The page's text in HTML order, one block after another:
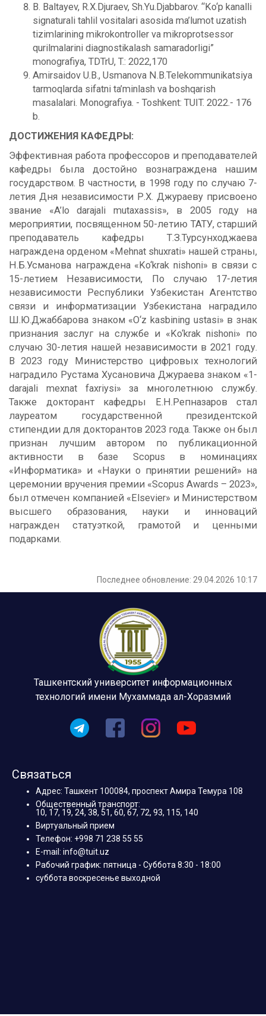
B. Baltayev, R.X.Djuraev, Sh.Yu.Djabbarov. “Ko‘p kanalli
signaturali tahlil vositalari asosida ma’lumot uzatish
tizimlarining mikrokontroller va mikroprotsessor
qurilmalarini diagnostikalash samaradorligi”
monografiya, TDTrU, T.: 2022,170
Amirsaidov U.B., Usmanova N.B.Telekommunikatsiya
tarmoqlarda sifatni ta’minlash va boshqarish
masalalari. Monografiya. - Toshkent: TUIT. 2022.- 176
b.
ДОСТИЖЕНИЯ КАФЕДРЫ:
Эффективная работа профессоров и преподавателей
кафедры была достойно вознаграждена нашим
государством. В частности, в 1998 году по случаю 7-
летия Дня независимости Р.Х. Джураеву присвоено
звание «A’lo darajali mutaxassis», в 2005 году на
мероприятии, посвященном 50-летию ТАТУ, старший
преподаватель кафедры Т.З.Турсунходжаева
награждена орденом «Mehnat shuxrati» нашей страны,
Н.Б.Усманова награждена «Ko‘krak nishoni» в связи с
15-летием Независимости, По случаю 17-летия
независимости Республики Узбекистан Агентство
связи и информатизации Узбекистана наградило
Ш.Ю.Джаббарова знаком «O‘z kasbining ustasi» в знак
признания заслуг на службе и «Ko‘krak nishoni» по
случаю 30-летия нашей независимости в 2021 году.
В 2023 году Министерство цифровых технологий
наградило Рустама Хусановича Джураева знаком «1-
darajali mexnat faxriysi» за многолетнюю службу.
Также докторант кафедры Е.Н.Репназаров стал
лауреатом государственной президентской
стипендии для докторантов 2023 года. Также он был
признан лучшим автором по публикационной
активности в базе Scopus в номинациях
«Информатика» и «Науки о принятии решений» на
церемонии вручения премии «Scopus Awards – 2023»,
был отмечен компанией «Elsevier» и Министерством
высшего образования, науки и инноваций
награжден статуэткой, грамотой и ценными
подарками.
Последнее обновление: 29.04.2026 10:17
Ташкентский университет информационных
технологий имени Мухаммада ал-Хоразмий
Связаться
Адрес: Ташкент 100084, проспект Амира Темура 108
Общественный транспорт:
10, 17, 19, 24, 38, 51, 60, 67, 72, 93, 115, 140
Виртуальный прием
Телефон: +998 71 238 55 55
E-mail: info@tuit.uz
Рабочий график: пятница - Суббота 8:30 - 18:00
суббота воскресенье выходной